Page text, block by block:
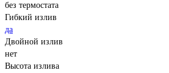
без термостата
Гибкий излив
да
Двойной излив
нет
Высота излива